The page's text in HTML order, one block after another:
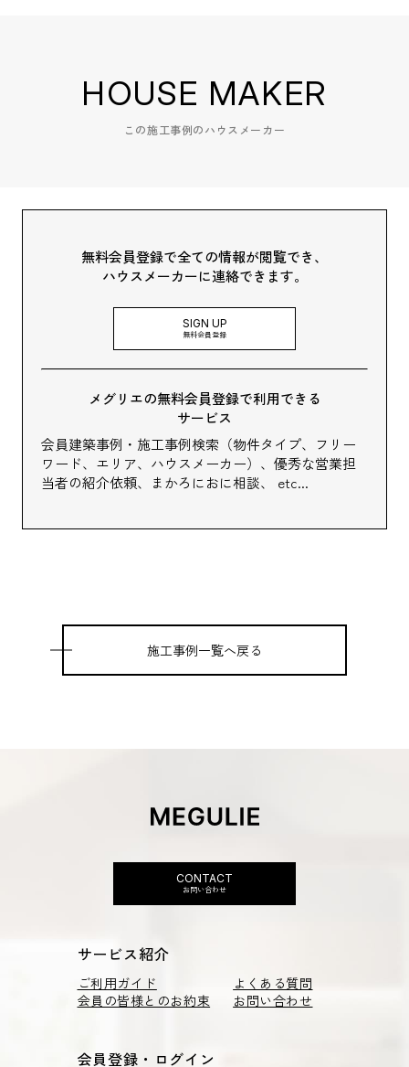
HOUSE MAKER
この施工事例のハウスメーカー
無料会員登録で全ての情報が閲覧でき、
ハウスメーカーに連絡できます。
SIGN UP
無料会員登録
メグリエの無料会員登録で利用できる
サービス
会員建築事例・施工事例検索（物件タイプ、フリー
ワード、エリア、ハウスメーカー）、 優秀な営業担
当者の紹介依頼、まかろにおに相談、 etc...
施工事例一覧へ戻る
CONTACT
お問い合わせ
サービス紹介
ご利用ガイド
よくある質問
会員の皆様とのお約束
お問い合わせ
会員登録・ログイン